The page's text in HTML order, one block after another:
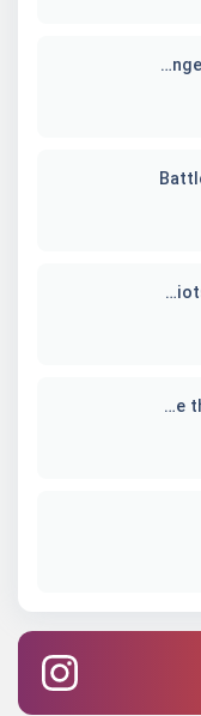
برنامه تلویزیونی EXchange Season 4
برنامه تلویزیونی Three Idiots in Kenya
برنامه تلویزیونی Better Late than Single